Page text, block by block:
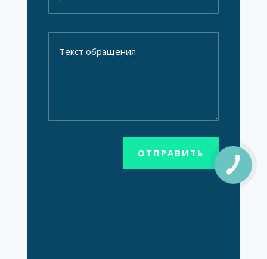
ОТПРАВИТЬ